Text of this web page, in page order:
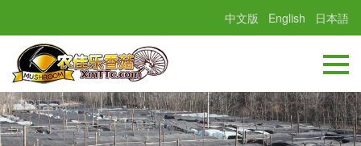
中文版 English 日本語